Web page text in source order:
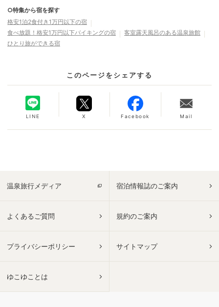
○特集から宿を探す
格安1泊2食付き1万円以下の宿
食べ放題！格安1万円以下バイキングの宿
客室露天風呂のある温泉旅館
ひとり旅ができる宿
このページをシェアする
LINE X Facebook Mail
温泉旅行メディア 宿泊情報誌のご案内
よくあるご質問 規約のご案内
プライバシーポリシー サイトマップ
ゆこゆことは